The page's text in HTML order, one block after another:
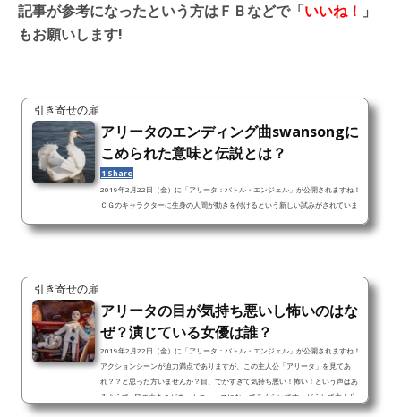
記事が参考になったという方はＦＢなどで「いいね！ 」
もお願いします!
引き寄せの扉
アリータのエンディング曲swansongに
こめられた意味と伝説とは？
1 Share
2019年2月22日（金）に「アリータ：バトル・エンジェル」が公開されますね！
ＣＧのキャラクターに生身の人間が動きを付けるという新しい試みがされていま
す。さてさて、この「アリータ：バトル・エンジェル」は日本の漫画「銃夢」が
原作です。「アリータ：バトル・エンジェル」に使用されている曲はその銃夢フ
今回はその「アリータ：バトル・エンジェル」のエンディング曲に込めら...
引き寄せの扉
アリータの目が気持ち悪いし怖いのはな
ぜ？演じている女優は誰？
2019年2月22日（金）に「アリータ：バトル・エンジェル」が公開されますね！
アクションシーンが迫力満点でありますが、この主人公「アリータ」を見てあ
れ？？と思った方いませんか？目、でかすぎて気持ち悪い！怖い！という声はあ
るようで…目の大きさがネットニュースになってるくらいです。どうして主人公
アリータの目はこんなに大きくて気持ち悪くも見え怖くも見えるように撮影され